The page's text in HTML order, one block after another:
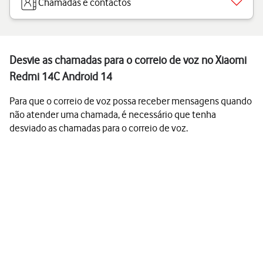
Chamadas e contactos
Desvie as chamadas para o correio de voz no Xiaomi
Redmi 14C Android 14
Para que o correio de voz possa receber mensagens quando
não atender uma chamada, é necessário que tenha
desviado as chamadas para o correio de voz.